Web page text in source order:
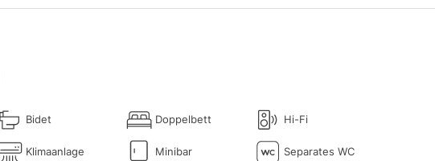
Bidet Doppelbett Hi-Fi
Klimaanlage Minibar Separates WC